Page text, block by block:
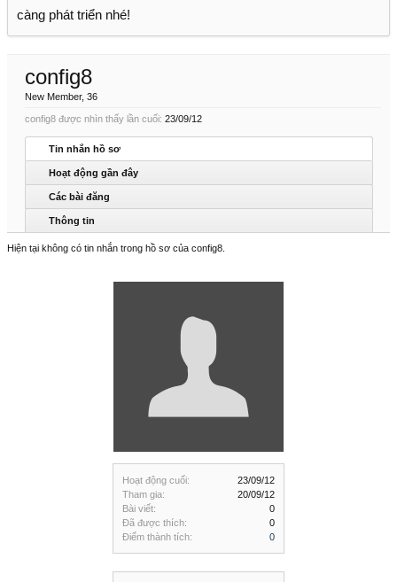
càng phát triển nhé!
Hoạt động cuối:
23/09/12
Tham gia:
20/09/12
Bài viết:
0
Đã được thích:
0
Điểm thành tích:
0
config8
New Member, 36
config8 được nhìn thấy lần cuối: 23/09/12
Tin nhắn hồ sơ
Hoạt động gần đây
Các bài đăng
Thông tin
Hiện tại không có tin nhắn trong hồ sơ của config8.